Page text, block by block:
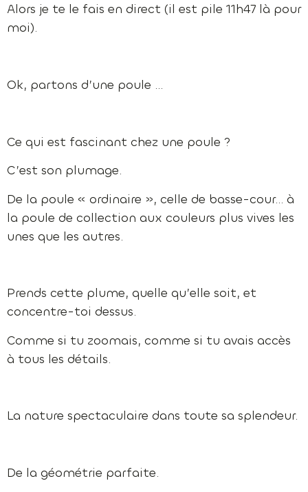
Alors je te le fais en direct (il est pile 11h47 là pour
moi).
Ok, partons d’une poule …
Ce qui est fascinant chez une poule ?
C’est son plumage.
De la poule « ordinaire », celle de basse-cour… à
la poule de collection aux couleurs plus vives les
unes que les autres.
Prends cette plume, quelle qu’elle soit, et
concentre-toi dessus.
Comme si tu zoomais, comme si tu avais accès
à tous les détails.
La nature spectaculaire dans toute sa splendeur.
De la géométrie parfaite.